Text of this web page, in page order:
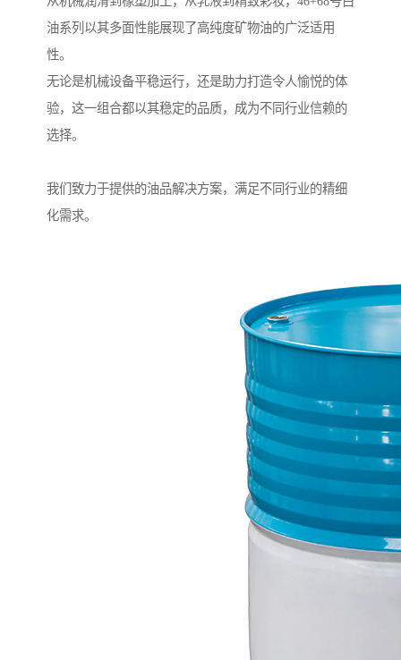
油系列以其多面性能展现了高纯度矿物油的广泛适用
性。
无论是机械设备平稳运行，还是助力打造令人愉悦的体
验，这一组合都以其稳定的品质，成为不同行业信赖的
选择。
我们致力于提供的油品解决方案，满足不同行业的精细
化需求。